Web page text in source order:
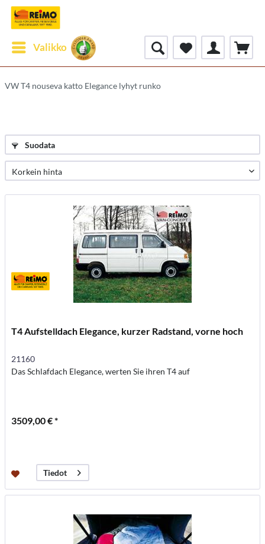
Valikko
VW T4 nouseva katto Elegance lyhyt runko
Suodata
T4 Aufstelldach Elegance, kurzer Radstand, vorne hoch
21160
Das Schlafdach Elegance, werten Sie ihren T4 auf
3509,00 € *
Tiedot